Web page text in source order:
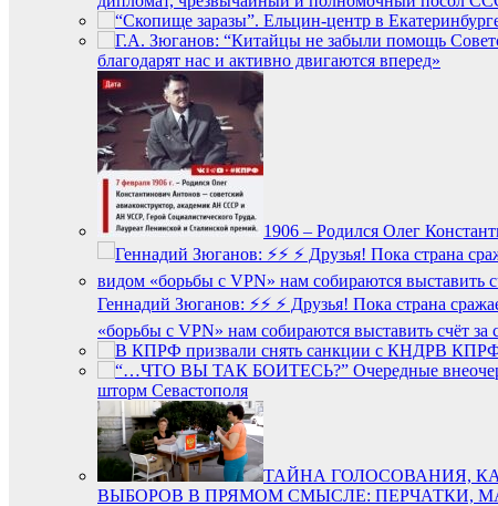
благодарят нас и активно двигаются вперед»
1906 – Родился Олег
Геннадий Зюганов: ⚡️⚡️ ⚡️ Друзья! Пока страна
«борьбы с VPN» нам собираются выставить счёт
В КПРФ
шторм Севастополя
ТАЙНА ГОЛОСОВАНИЯ,
ВЫБОРОВ В ПРЯМОМ СМЫСЛЕ: ПЕРЧАТКИ,